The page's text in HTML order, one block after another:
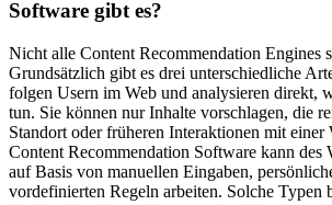
Software gibt es?
Nicht alle Content Recommendation Engines
Grundsätzlich gibt es drei unterschiedliche
folgen Usern im Web und analysieren direkt,
tun. Sie können nur Inhalte vorschlagen, die
Standort oder früheren Interaktionen mit einer
Content Recommendation Software kann des
auf Basis von manuellen Eingaben,
vordefinierten Regeln arbeiten. Solche Typen